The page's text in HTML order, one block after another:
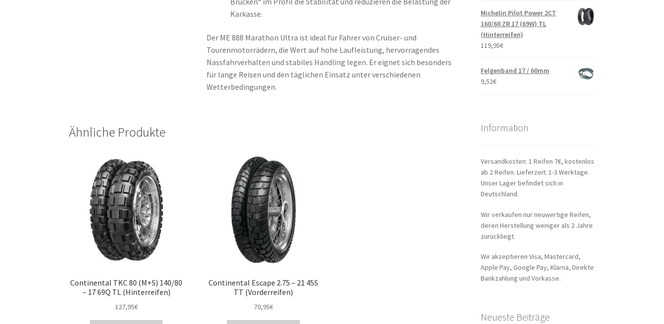
Karkasse.
Der ME 888 Marathon Ultra ist ideal für Fahrer von Cruiser- und
Tourenmotorrädern, die Wert auf hohe Laufleistung, hervorragendes
Nassfahrverhalten und stabiles Handling legen. Er eignet sich besonders
für lange Reisen und den täglichen Einsatz unter verschiedenen
Wetterbedingungen.
Ähnliche Produkte
Continental TKC 80 (M+S) 140/80
– 17 69Q TL (Hinterreifen)
127,95€
Continental Escape 2.75 – 21 45S
TT (Vorderreifen)
70,95€
Michelin Pilot Power 2CT
160/60 ZR 17 (69W) TL
(Hinterreifen)
119,95€
Felgenband 17 / 60mm
9,52€
Information
Versandkosten: 1 Reifen 7€, kostenlos
ab 2 Reifen. Lieferzeit: 1-3 Werktage.
Unser Lager befindet sich in
Deutschland.
Wir verkaufen nur neuwertige Reifen,
deren Herstellung weniger als 2 Jahre
zurückliegt.
Wir akzeptieren Visa, Mastercard,
Apple Pay, Google Pay, Klarna, Direkte
Bankzahlung und Vorkasse.
Neueste Beiträge